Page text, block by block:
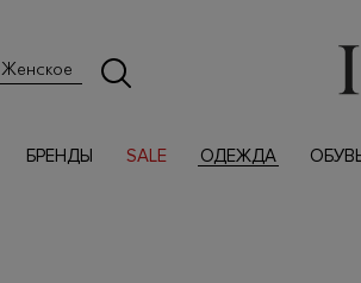
Женское
БРЕНДЫ SALE ОДЕЖДА